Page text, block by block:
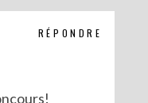
RÉPONDRE